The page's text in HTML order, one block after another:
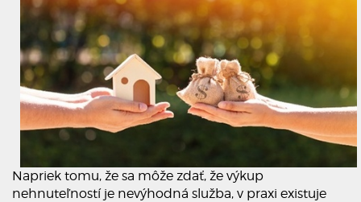
Napriek tomu, že sa môže zdať, že výkup
nehnuteľností je nevýhodná služba, v praxi existuje